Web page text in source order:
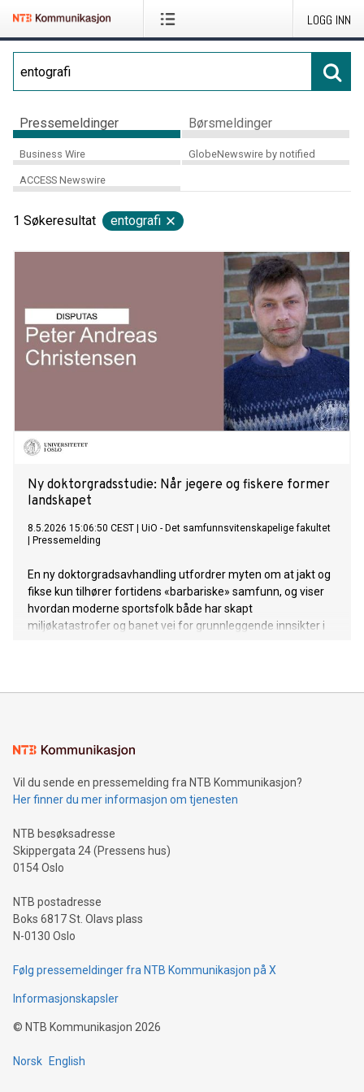
LOGG INN
Pressemeldinger Børsmeldinger
Business Wire GlobeNewswire by notified
ACCESS Newswire
1 Søkeresultat entografi
Ny doktorgradsstudie: Når jegere og fiskere former
landskapet
8.5.2026 15:06:50 CEST
UiO - Det samfunnsvitenskapelige fakultet
Pressemelding
En ny doktorgradsavhandling utfordrer myten om at jakt og
fikse kun tilhører fortidens «barbariske» samfunn, og viser
hvordan moderne sportsfolk både har skapt
miljøkatastrofer og banet vei for grunnleggende innsikter i
Vil du sende en pressemelding fra NTB Kommunikasjon?
Her finner du mer informasjon om tjenesten
NTB besøksadresse
Skippergata 24 (Pressens hus)
0154 Oslo
NTB postadresse
Boks 6817 St. Olavs plass
N-0130 Oslo
Følg pressemeldinger fra NTB Kommunikasjon på X
Informasjonskapsler
© NTB Kommunikasjon 2026
Norsk English